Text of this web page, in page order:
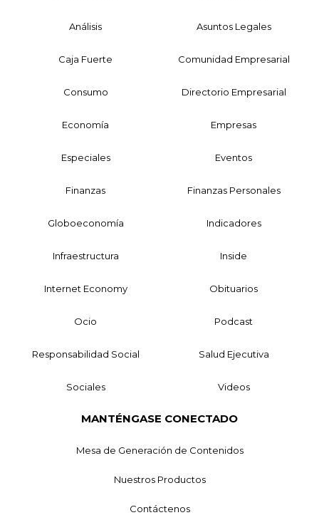
Análisis Asuntos Legales
Caja Fuerte Comunidad Empresarial
Consumo Directorio Empresarial
Economía Empresas
Especiales Eventos
Finanzas Finanzas Personales
Globoeconomía Indicadores
Infraestructura Inside
Internet Economy Obituarios
Ocio Podcast
Responsabilidad Social Salud Ejecutiva
Sociales Videos
MANTÉNGASE CONECTADO
Mesa de Generación de Contenidos
Nuestros Productos
Contáctenos